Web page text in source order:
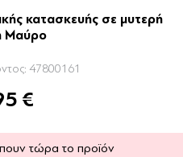
κατασκευής σε μυτερή
Μαύρο
47800161
€
τώρα το προϊόν